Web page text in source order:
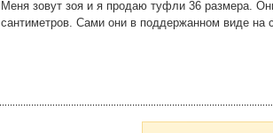
Меня зовут зоя и я продаю туфли 36 размера.
сантиметров. Сами они в поддержанном виде